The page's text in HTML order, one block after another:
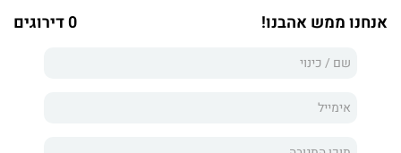
***
אף פעם לא חיכיתי לנסיך על הסוס הלבן.
אנחנו ממש אהבנו! 0 דירוגים